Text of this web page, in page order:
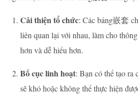
Cải thiện tổ chức: Các bảng嵌套
liên quan lại với nhau, làm cho
hơn và dễ hiểu hơn.
Bố cục linh hoạt: Bạn có thể tạo ra
sẽ khó hoặc không thể thực hiện